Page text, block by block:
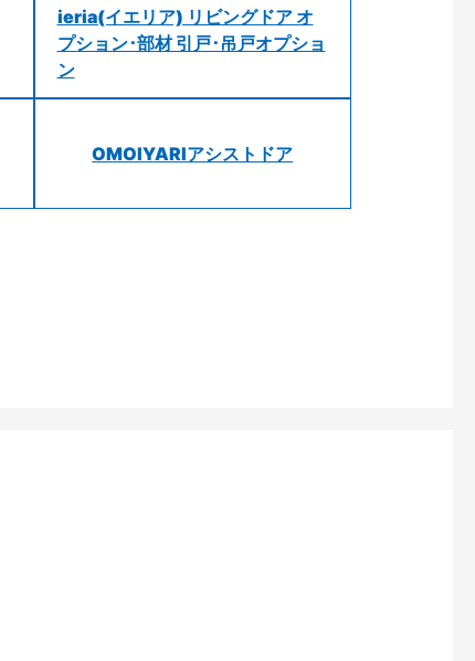
ieria(イエリア) リビングドア オ
プション･部材 引戸･吊戸オプショ
ン
OMOIYARIアシストドア